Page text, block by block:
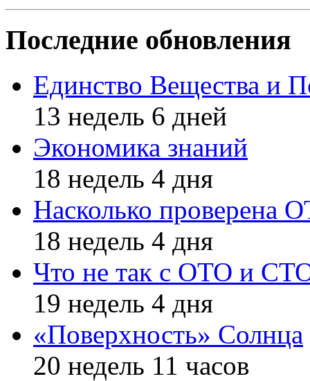
Последние обновления
Единство Вещества и
13 недель 6 дней
Экономика знаний
18 недель 4 дня
Насколько проверена
18 недель 4 дня
Что не так с ОТО и
19 недель 4 дня
«Поверхность» Солнца
20 недель 11 часов